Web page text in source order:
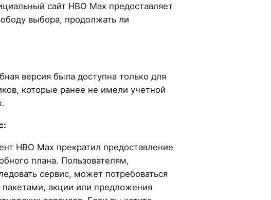
сайт HBO Max предоставляет
выбора, продолжать ли
версия была доступна только для
которые ранее не имели учетной
HBO Max прекратил предоставление
плана. Пользователям,
сервис, может потребоваться
пакетами, акции или предложения